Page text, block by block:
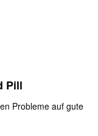
Pill
Probleme auf gute